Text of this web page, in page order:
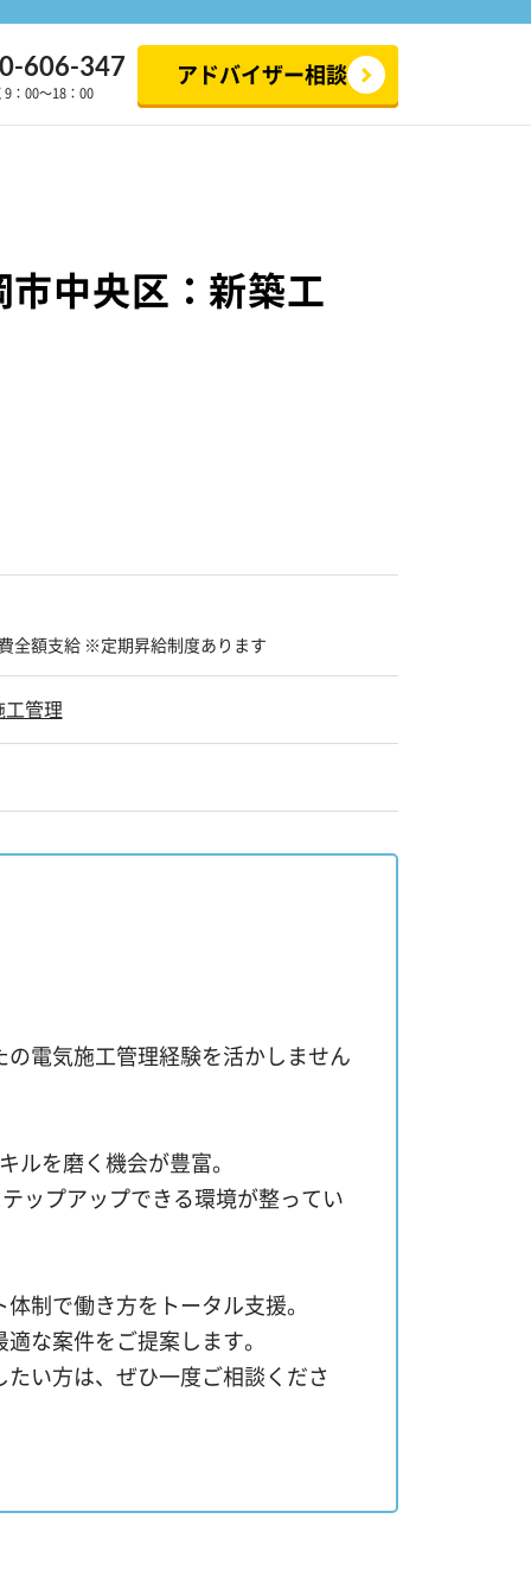
606-347
：00～18：00
アドバイザー相談
市中央区：新築工
全額支給 ※定期昇給制度あります
工管理
電気施工管理経験を活かしません
ルを磨く機会が豊富。
ップアップできる環境が整ってい
制で働き方をトータル支援。
な案件をご提案します。
い方は、ぜひ一度ご相談くださ